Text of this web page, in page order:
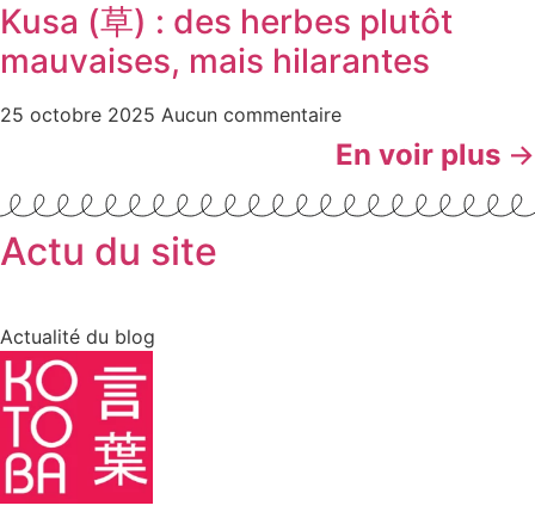
Kusa (草) : des herbes plutôt
mauvaises, mais hilarantes
25 octobre 2025 Aucun commentaire
En voir plus →
Actu du site
Actualité du blog